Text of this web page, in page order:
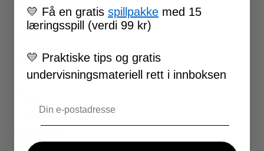
FØRSKOLE
FOTBALL-VM
FN-DAGEN
HALLOWEEN
UTESKOLE AKTIVITETER
PLANLEGGERE
💛 Få en gratis spillpakke med 15
læringsspill (verdi 99 kr)
💛 Praktiske tips og gratis
undervisningsmateriell rett i innboksen